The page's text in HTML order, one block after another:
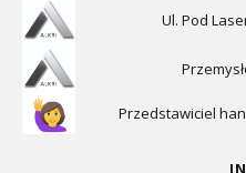
Ul. Pod
Przedstawiciel